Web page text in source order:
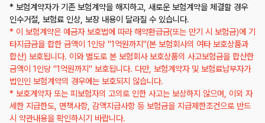
* 보험계약자가 기존 보험계약을 해지하고, 새로운 보험계약을 체결할 경우
인수거절, 보험료 인상, 보장 내용이 달라질 수 있습니다.
* 이 보험계약은 예금자 보호법에 따라 해약환급금(또는 만기 시 보험금)에 기
타지급금을 합한 금액이 1인당 "1억원까지"(본 보험회사의 여타 보호상품과
합산) 보호됩니다. 이와 별도로 본 보험회사 보호상품의 사고보험금을 합산한
금액이 1인당 "1억원까지" 보호됩니다. 다만, 보험계약자 및 보험료납부자가
법인인 보험계약의 경우에는 보호되지 않습니다.
* 보호계약자 또는 피보험자의 고의로 인한 사고는 보상하지 않으며, 이외 자
세한 지급한도, 면책사항, 감액지급사항 등 보험금을 지급제한조건으로 반드
시 약관내용을 확인하시기 바랍니다.